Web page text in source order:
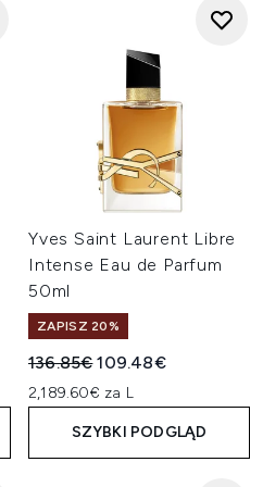
Yves Saint Laurent Libre
Intense Eau de Parfum
50ml
ZAPISZ 20%
Sugerowana cena
136.85€Aktualna cena:
109.48€
2,189.60€ za L
SZYBKI PODGLĄD